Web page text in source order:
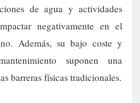
de agua y actividades
negativamente en el
Además, su bajo coste y
suponen una
barreras físicas tradicionales.